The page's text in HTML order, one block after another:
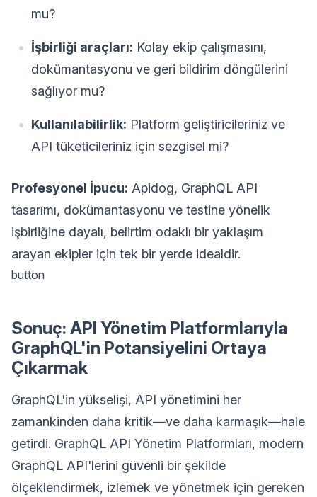
mu?
İşbirliği araçları: Kolay ekip çalışmasını,
dokümantasyonu ve geri bildirim döngülerini
sağlıyor mu?
Kullanılabilirlik: Platform geliştiricileriniz ve
API tüketicileriniz için sezgisel mi?
Profesyonel İpucu: Apidog, GraphQL API
tasarımı, dokümantasyonu ve testine yönelik
işbirliğine dayalı, belirtim odaklı bir yaklaşım
arayan ekipler için tek bir yerde idealdir.
button
Sonuç: API Yönetim Platformlarıyla
GraphQL'in Potansiyelini Ortaya
Çıkarmak
GraphQL'in yükselişi, API yönetimini her
zamankinden daha kritik—ve daha karmaşık—hale
getirdi. GraphQL API Yönetim Platformları, modern
GraphQL API'lerini güvenli bir şekilde
ölçeklendirmek, izlemek ve yönetmek için gereken